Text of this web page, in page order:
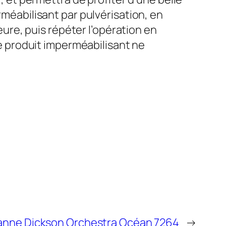
par pulvérisation, en
puis répéter l’opération en
produit imperméabilisant ne
Dickson Orchestra Océan 7264 →